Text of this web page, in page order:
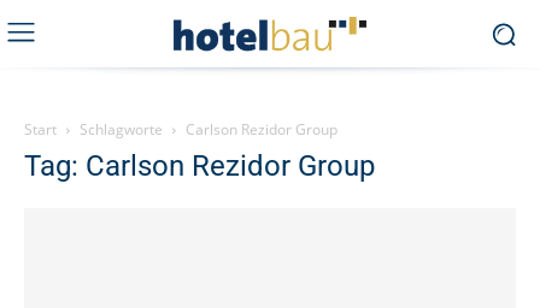
Start Schlagworte Carlson Rezidor Group
Tag: Carlson Rezidor Group